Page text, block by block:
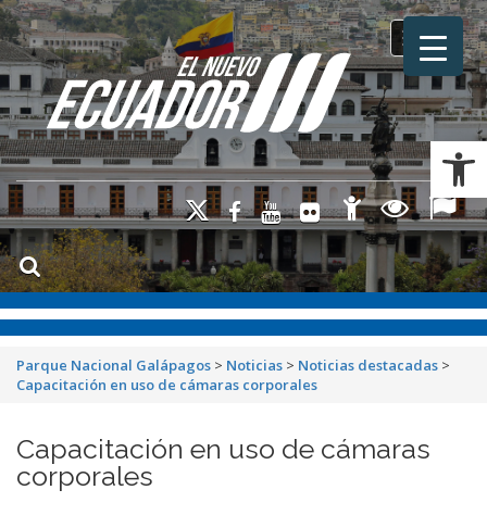
Toggle
Parque Nacional Galápagos > Noticias > Noticias destacadas >
Capacitación en uso de cámaras corporales
Capacitación en uso de cámaras
corporales